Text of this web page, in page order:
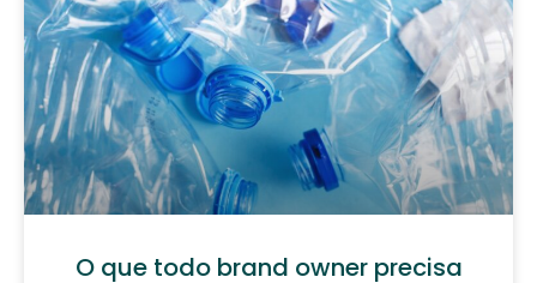
O que todo brand owner precisa